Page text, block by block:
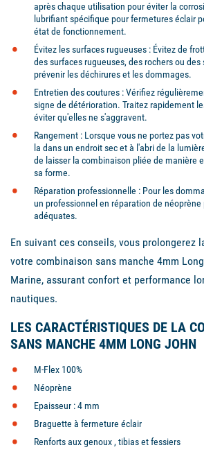
après chaque utilisation pour éviter la
lubrifiant spécifique pour fermetures éclair
état de fonctionnement.
Évitez les surfaces rugueuses : Évitez de
des surfaces rugueuses, des rochers ou
prévenir les déchirures et les dommages.
Entretien des coutures : Vérifiez
signe de détérioration. Traitez rapidement
éviter qu'elles ne s'aggravent.
Rangement : Lorsque vous ne portez pas
la dans un endroit sec et à l'abri de la
de laisser la combinaison pliée de manière
sa forme.
Réparation professionnelle : Pour les
un professionnel en réparation de
adéquates.
En suivant ces conseils, vous prolongerez
votre combinaison sans manche 4mm
Marine, assurant confort et performance
nautiques.
LES CARACTÉRISTIQUES DE LA
SANS MANCHE 4MM LONG JOHN
M-Flex 100%
Néoprène
Epaisseur : 4 mm
Braguette à fermeture éclair
Renforts aux genoux , tibias et fessiers